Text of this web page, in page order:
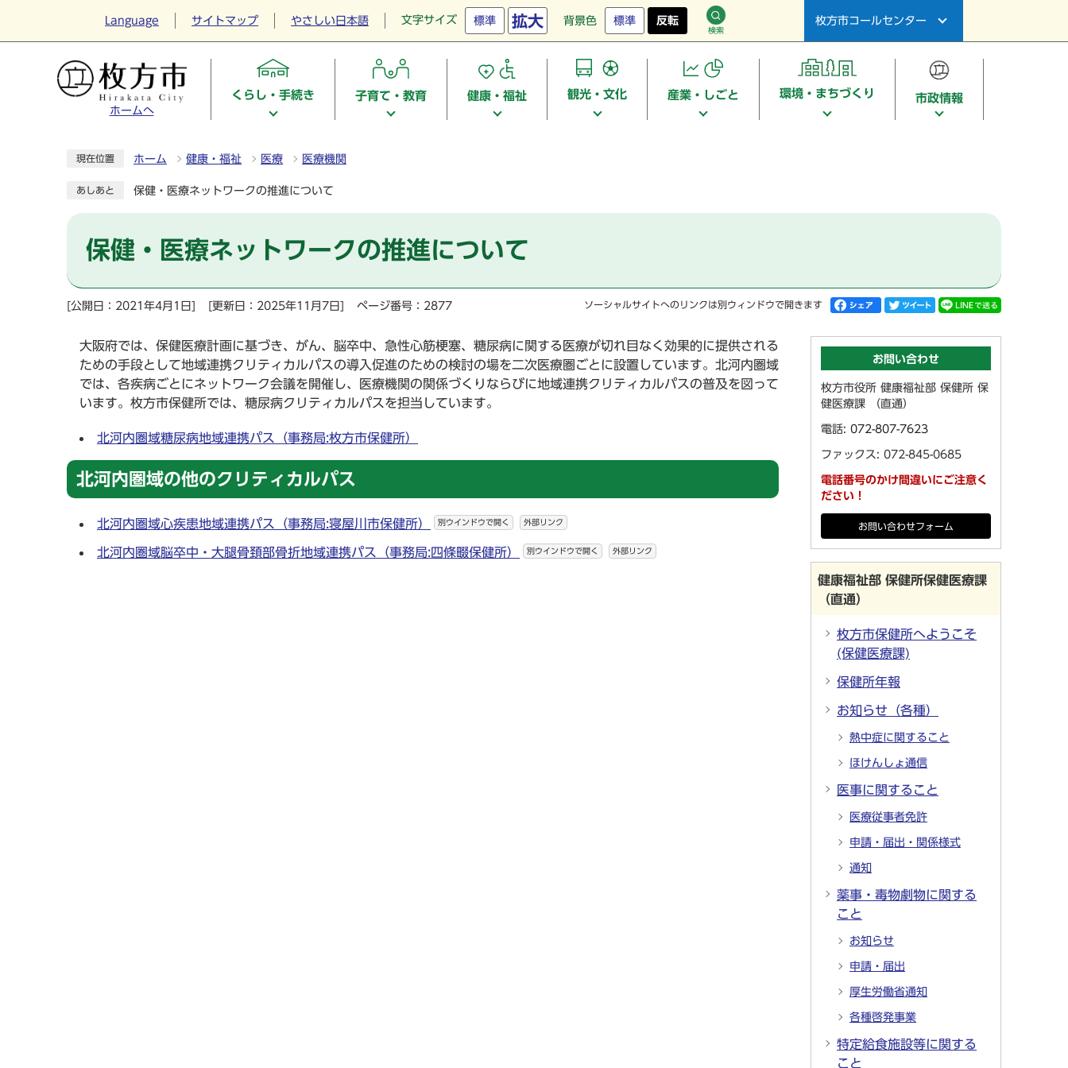
Language サイトマップ やさしい日本語 文字サイズ 標準 拡大 背景色 標準 反転
検索
枚方市コールセンター
ホームへ
くらし・手続き 子育て・教育 健康・福祉 観光・文化 産業・しごと 環境・まちづくり 市政情報
現在位置 ホーム 健康・福祉 医療 医療機関
あしあと 保健・医療ネットワークの推進について
保健・医療ネットワークの推進について
[公開日：2021年4月1日] [更新日：2025年11月7日] ページ番号：2877 ソーシャルサイトへのリンクは別ウィンドウで開きます
大阪府では、保健医療計画に基づき、がん、脳卒中、急性心筋梗塞、糖尿病に関する医療が切れ目なく効果的に提供される
ための手段として地域連携クリティカルパスの導入促進のための検討の場を二次医療圏ごとに設置しています。北河内圏域
では、各疾病ごとにネットワーク会議を開催し、医療機関の関係づくりならびに地域連携クリティカルパスの普及を図って
います。枚方市保健所では、糖尿病クリティカルパスを担当しています。
北河内圏域糖尿病地域連携パス（事務局:枚方市保健所）
北河内圏域の他のクリティカルパス
北河内圏域心疾患地域連携パス（事務局:寝屋川市保健所） 別ウインドウで開く 外部リンク
北河内圏域脳卒中・大腿骨頚部骨折地域連携パス（事務局:四條畷保健所） 別ウインドウで開く 外部リンク
お問い合わせ
枚方市役所 健康福祉部 保健所 保
健医療課 （直通）
電話: 072-807-7623
ファックス: 072-845-0685
電話番号のかけ間違いにご注意く
ださい！
お問い合わせフォーム
健康福祉部 保健所保健医療課
（直通）
枚方市保健所へようこそ
(保健医療課)
保健所年報
お知らせ（各種）
熱中症に関すること
ほけんしょ通信
医事に関すること
医療従事者免許
申請・届出・関係様式
通知
薬事・毒物劇物に関する
こと
お知らせ
申請・届出
厚生労働省通知
各種啓発事業
特定給食施設等に関する
こと